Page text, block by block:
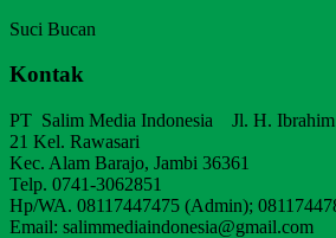
Suci Bucan
Kontak
PT Salim Media Indonesia Jl. H. Ibrahim
21 Kel. Rawasari
Kec. Alam Barajo, Jambi 36361
Telp. 0741-3062851
Hp/WA. 08117447475 (Admin);
Email: salimmediaindonesia@gmail.com